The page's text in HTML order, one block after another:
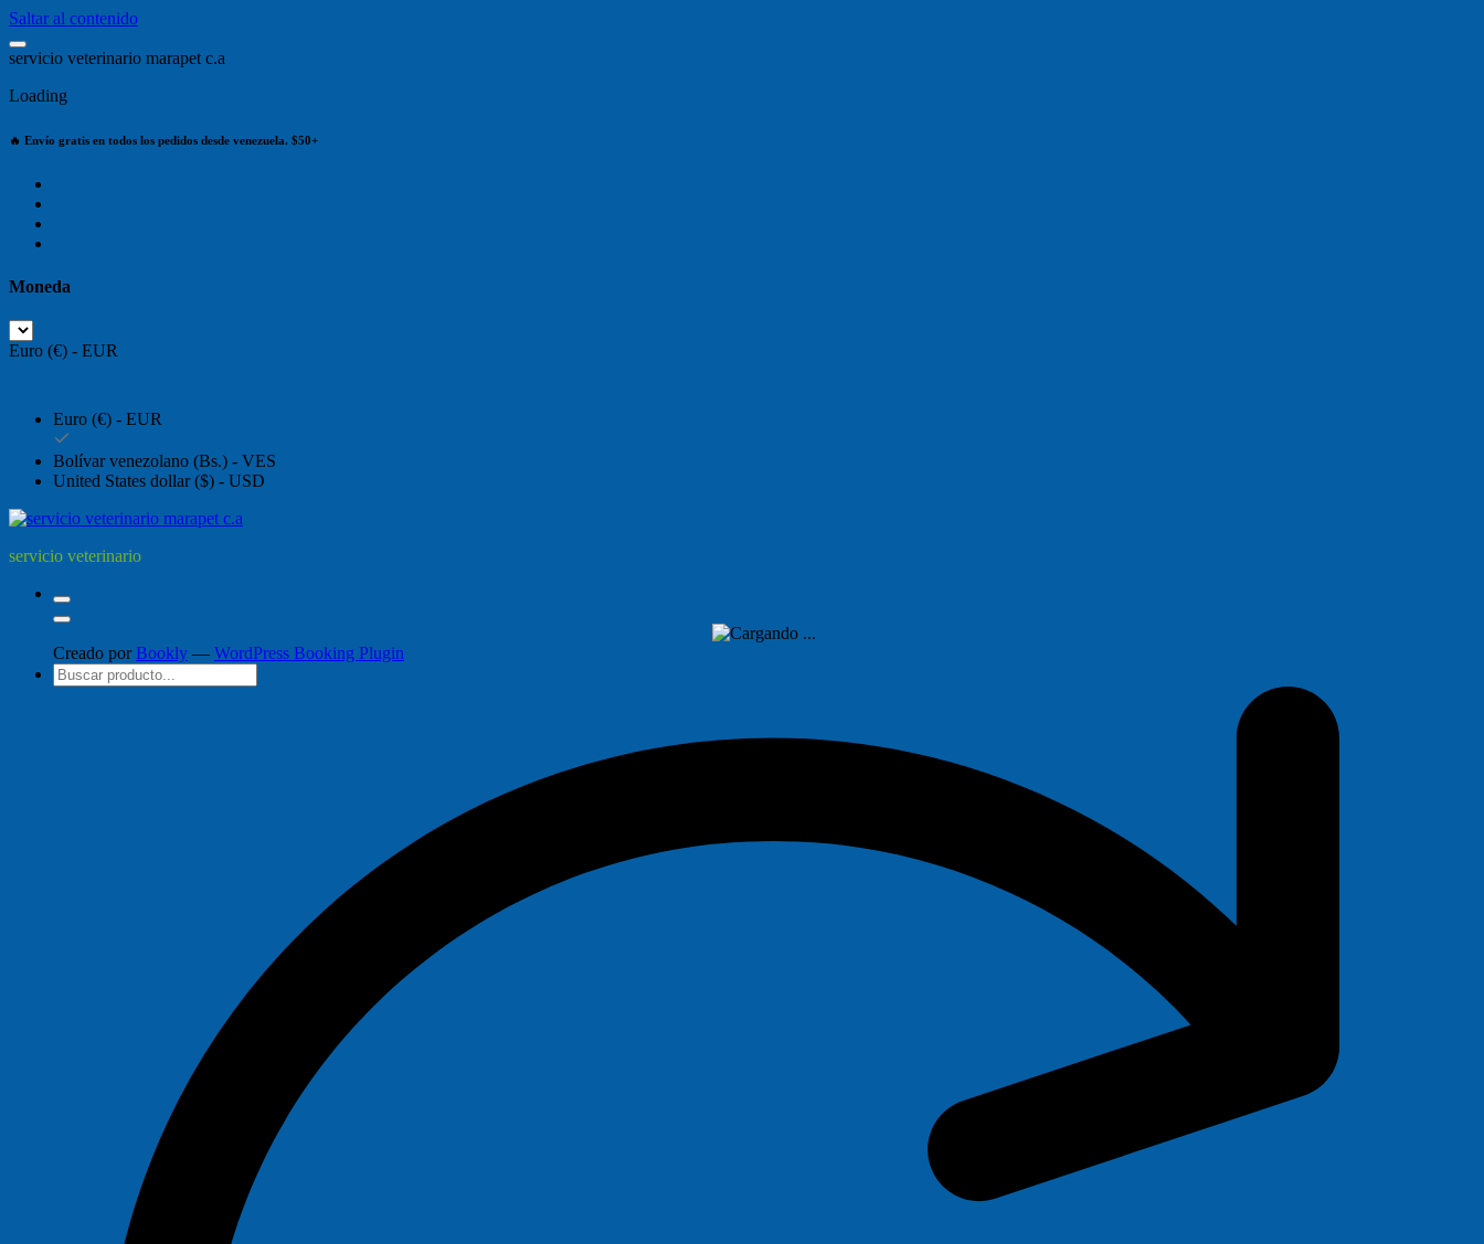
Saltar al contenido
servicio veterinario marapet c.a
Loading
🔥 Envío gratis en todos los pedidos desde venezuela. $50+
Moneda
Euro (€) - EUR
Euro (€) - EUR
Bolívar venezolano (Bs.) - VES
United States dollar ($) - USD
servicio veterinario
Creado por Bookly — WordPress Booking Plugin